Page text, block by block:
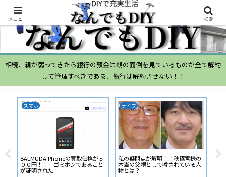
相続、親が弱ってきたら銀行の預金は親の面倒を見ているものが全て解約
して管理すべきである、銀行は解約させない！！
スマホ
BALMUDA Phoneの買取価格が５
００円！！ ゴミホンであること
が証明された
ライフ
私の疑問点が解明！！秋篠宮様の
本当の父親として噂されている人
物とは？
メニュー 検索